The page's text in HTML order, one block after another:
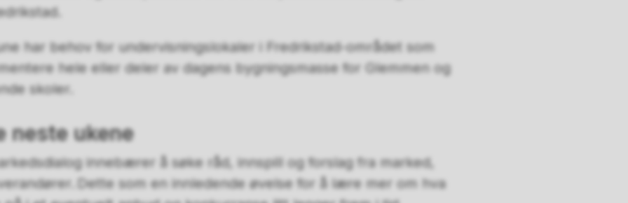
har behov for undervisningslokaler i Fredrikstad-området som
hele eller deler av dagens bygningsmasse for Glemmen og
skoler.
neste ukene
innebærer å søke råd, innspill og forslag fra marked,
Dette som en innledende øvelse for å lære mer om hva